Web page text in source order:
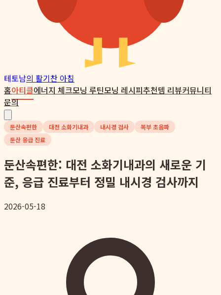
테토남의 활기찬 아침
홈아티클에너지 체크모닝 루틴모닝 레시피추천템 리뷰커뮤니티
문의
둔산속편한 대전 소화기내과 내시경 검사
복부 초음파
둔산 응급 진료
둔산속편한: 대전 소화기내과의 새로운 기
준, 응급 진료부터 정밀 내시경 검사까지
2026-05-18